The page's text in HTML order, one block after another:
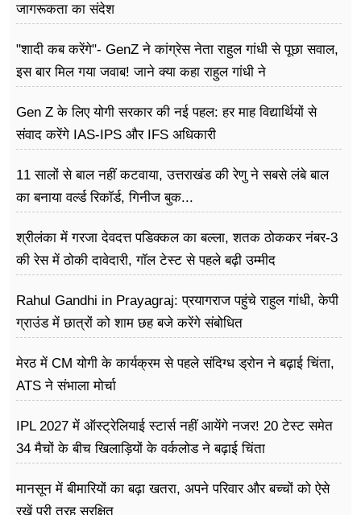
जागरूकता का संदेश
"शादी कब करेंगे"- GenZ ने कांग्रेस नेता राहुल गांधी से पूछा सवाल,
इस बार मिल गया जवाब! जाने क्या कहा राहुल गांधी ने
Gen Z के लिए योगी सरकार की नई पहल: हर माह विद्यार्थियों से
संवाद करेंगे IAS-IPS और IFS अधिकारी
11 सालों से बाल नहीं कटवाया, उत्तराखंड की रेणु ने सबसे लंबे बाल
का बनाया वर्ल्ड रिकॉर्ड, गिनीज बुक...
श्रीलंका में गरजा देवदत्त पडिक्कल का बल्ला, शतक ठोककर नंबर-3
की रेस में ठोकी दावेदारी, गॉल टेस्ट से पहले बढ़ी उम्मीद
Rahul Gandhi in Prayagraj: प्रयागराज पहुंचे राहुल गांधी, केपी
ग्राउंड में छात्रों को शाम छह बजे करेंगे संबोधित
मेरठ में CM योगी के कार्यक्रम से पहले संदिग्ध ड्रोन ने बढ़ाई चिंता,
ATS ने संभाला मोर्चा
IPL 2027 में ऑस्ट्रेलियाई स्टार्स नहीं आयेंगे नजर! 20 टेस्ट समेत
34 मैचों के बीच खिलाड़ियों के वर्कलोड ने बढ़ाई चिंता
मानसून में बीमारियों का बढ़ा खतरा, अपने परिवार और बच्चों को ऐसे
रखें पूरी तरह सुरक्षित